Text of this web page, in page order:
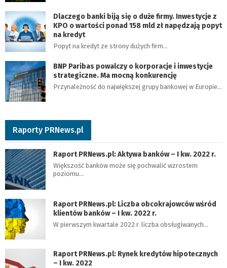
Dlaczego banki biją się o duże firmy. Inwestycje z
KPO o wartości ponad 158 mld zł napędzają popyt
na kredyt
Popyt na kredyt ze strony dużych firm…
BNP Paribas powalczy o korporacje i inwestycje
strategiczne. Ma mocną konkurencję
Przynależność do największej grupy bankowej w Europie…
Raporty PRNews.pl
Raport PRNews.pl: Aktywa banków – I kw. 2022 r.
Większość banków może się pochwalić wzrostem
poziomu…
Raport PRNews.pl: Liczba obcokrajowców wśród
klientów banków – I kw. 2022 r.
W pierwszym kwartale 2022 r. liczba obsługiwanych…
Raport PRNews.pl: Rynek kredytów hipotecznych
– I kw. 2022